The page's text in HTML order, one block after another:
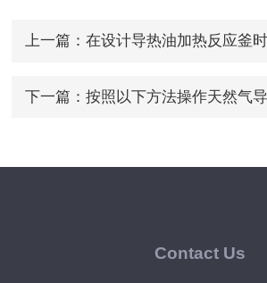
上一篇： 在设计导热油加热反应釜
下一篇： 按照以下方法操作天然气
Contact Us